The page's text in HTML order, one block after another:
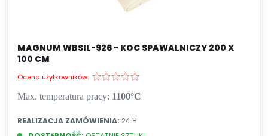
MAGNUM WBSIL-926 - KOC SPAWALNICZY 200 X
100 CM
Ocena użytkowników:
Max. temperatura pracy: 1100°C
REALIZACJA ZAMÓWIENIA: 24 H